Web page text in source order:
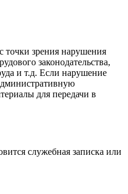
точки зрения нарушения
законодательства,
и т.д. Если нарушение
для передачи в
служебная записка или